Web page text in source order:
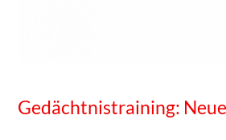
Gedächtnistraining: